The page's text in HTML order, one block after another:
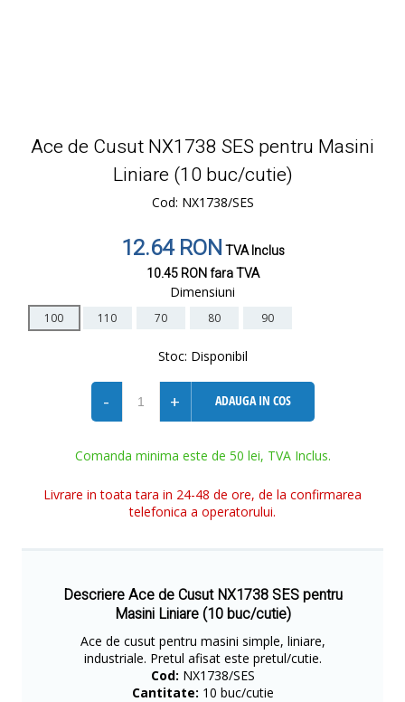
Ace de Cusut NX1738 SES pentru Masini
Liniare (10 buc/cutie)
Cod: NX1738/SES
12.64 RONTVA Inclus
10.45 RONfara TVA
Dimensiuni
100 110 70 80 90
Stoc: Disponibil
- + ADAUGA IN COS
Comanda minima este de 50 lei, TVA Inclus.
Livrare in toata tara in 24-48 de ore, de la confirmarea
telefonica a operatorului.
Descriere Ace de Cusut NX1738 SES pentru
Masini Liniare (10 buc/cutie)
Ace de cusut pentru masini simple, liniare,
industriale. Pretul afisat este pretul/cutie.
Cod: NX1738/SES
Cantitate: 10 buc/cutie